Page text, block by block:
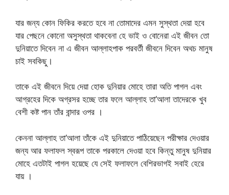
যার জন্য কোন ফিকির করতে হবে না তোমাদের এমন সুস্থতা দেয়া হবে
যার পেছনে কোনো অসুস্থতা থাকবেনা হে ভাই ও বোনেরা এই জীবন তো
দুনিয়াতে দিবেন না এ জীবন আল্লাহপাক পরবর্তী জীবনে দিবেন অথচ মানুষ
চাই সবকিছু।
তাকে এই জীবনে দিয়ে দেয়া হোক দুনিয়ার মোহে তারা অতি পাগল এবং
আগ্রহের দিকে অগ্রসর হচ্ছে তার ফলে আল্লাহ তা’আলা তাদেরকে খুব
বেশী কষ্ট পান তাঁর বান্দার ওপর ।
কেননা আল্লাহ তা’আলা তাঁকে এই দুনিয়াতে পাঠিয়েছেন পরীক্ষার দেওয়ার
জন্য আর ফলাফল স্বরূপ তাকে পরকালে দেওয়া হবে কিন্তু মানুষ দুনিয়ার
মোহে এতটাই পাগল হয়েছে যে সেই ফলাফলে বেশিরভাগই সবাই হেরে
যায় ।